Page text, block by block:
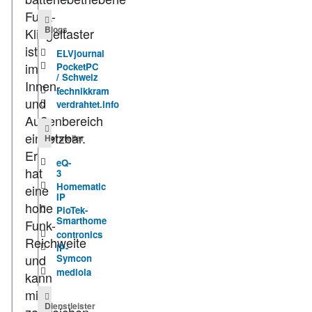
Funk-
Klingeltaster
ist
im
Innen-
und
Außenbereich
einsetzbar.
Er
hat
eine
hohe
Funk-
Reichweite
und
kann
mit
Blogs
ELVjournal
PocketPC
/ Schweiz
technikkram
verdrahtet.info
Hersteller
eQ-
3
Homematic
IP
PioTek-
Smarthome
contronics
IP-
Symcon
mediola
Dienstleister